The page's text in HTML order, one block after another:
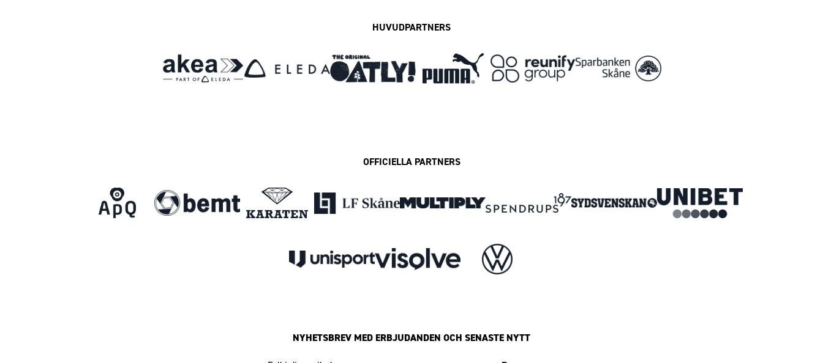
HUVUDPARTNERS
OFFICIELLA PARTNERS
NYHETSBREV MED ERBJUDANDEN OCH SENASTE NYTT